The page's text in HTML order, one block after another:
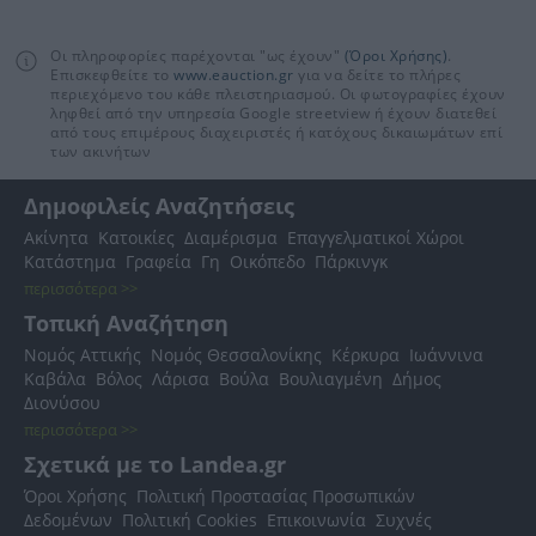
Οι πληροφορίες παρέχονται "ως έχουν" (Όροι Χρήσης).
Επισκεφθείτε το www.eauction.gr για να δείτε το πλήρες
περιεχόμενο του κάθε πλειστηριασμού. Οι φωτογραφίες έχουν
ληφθεί από την υπηρεσία Google streetview ή έχουν διατεθεί
από τους επιμέρους διαχειριστές ή κατόχους δικαιωμάτων επί
των ακινήτων
Δημοφιλείς Αναζητήσεις
Ακίνητα Κατοικίες Διαμέρισμα Επαγγελματικοί Χώροι
Κατάστημα Γραφεία Γη Οικόπεδο Πάρκινγκ
περισσότερα >>
Τοπική Αναζήτηση
Νομός Αττικής Νομός Θεσσαλονίκης Κέρκυρα Ιωάννινα
Καβάλα Βόλος Λάρισα Βούλα Βουλιαγμένη Δήμος
Διονύσου
περισσότερα >>
Σχετικά με το Landea.gr
Όροι Χρήσης Πολιτική Προστασίας Προσωπικών
Δεδομένων Πολιτική Cookies Επικοινωνία Συχνές